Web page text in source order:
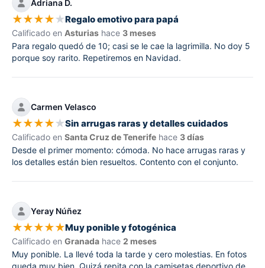
Adriana D.
★★★★★Regalo emotivo para papá
Calificado en Asturias hace 3 meses
Para regalo quedó de 10; casi se le cae la lagrimilla. No doy 5
porque soy rarito. Repetiremos en Navidad.
Carmen Velasco
★★★★★Sin arrugas raras y detalles cuidados
Calificado en Santa Cruz de Tenerife hace 3 días
Desde el primer momento: cómoda. No hace arrugas raras y
los detalles están bien resueltos. Contento con el conjunto.
Yeray Núñez
★★★★★Muy ponible y fotogénica
Calificado en Granada hace 2 meses
Muy ponible. La llevé toda la tarde y cero molestias. En fotos
queda muy bien. Quizá repita con la camisetas deportivo de